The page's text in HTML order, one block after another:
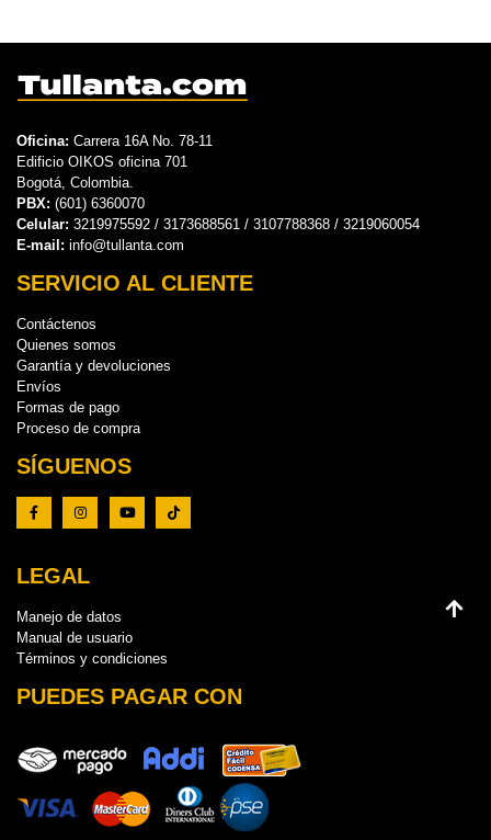
Oficina: Carrera 16A No. 78-11
Edificio OIKOS oficina 701
Bogotá, Colombia.
PBX: (601) 6360070
Celular: 3219975592 / 3173688561 / 3107788368 / 3219060054
E-mail: info@tullanta.com
SERVICIO AL CLIENTE
Contáctenos
Quienes somos
Garantía y devoluciones
Envíos
Formas de pago
Proceso de compra
SÍGUENOS
LEGAL
Manejo de datos
Manual de usuario
Términos y condiciones
PUEDES PAGAR CON